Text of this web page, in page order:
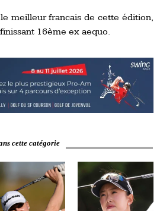
meilleur francais de cette édition,
16ème ex aequo.
cette catégorie